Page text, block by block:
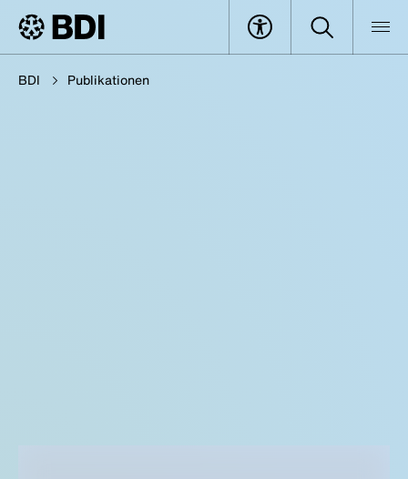
BDI Publikationen